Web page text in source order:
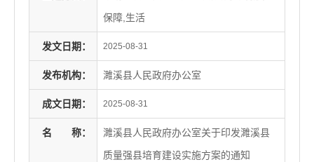
保障,生活
发文日期： 2025-08-31
发布机构： 濉溪县人民政府办公室
成文日期： 2025-08-31
名 称：
濉溪县人民政府办公室关于印发濉溪县
质量强县培育建设实施方案的通知